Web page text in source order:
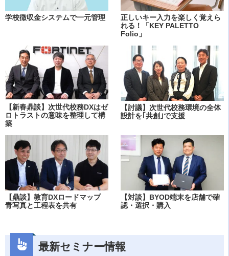
学校徴収金システムで一元管理
正しいキー入力を楽しく覚えら
れる！「KEY PALETTO
Folio」
【新春鼎談】次世代校務DXはゼ
ロトラストの意味を整理して構
築
【討議】次世代校務環境の全体
設計を｢共創｣で支援
【鼎談】教育DXロードマップ
青写真と工程表を共有
【対談】BYOD端末を店舗で確
認・選択・購入
最新セミナー情報